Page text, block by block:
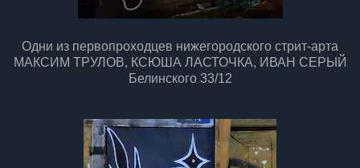
Одни из первопроходцев нижегородского стрит-арта
МАКСИМ ТРУЛОВ, КСЮША ЛАСТОЧКА, ИВАН СЕРЫЙ
Белинского 33/12